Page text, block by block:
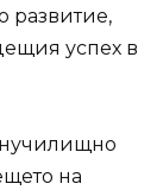
развитие,
успех в
на